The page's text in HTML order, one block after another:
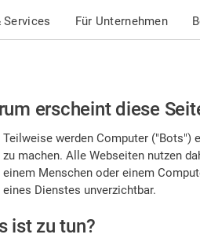
Services Für Unternehmen
erscheint diese
Teilweise werden Computer ("Bots")
zu machen. Alle Webseiten nutzen
einem Menschen oder einem
eines Dienstes unverzichtbar.
ist zu tun?